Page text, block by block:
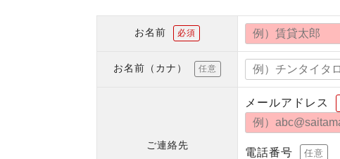
お名前 必須
お名前（カナ） 任意
ご連絡先
メールアドレス
電話番号 任意